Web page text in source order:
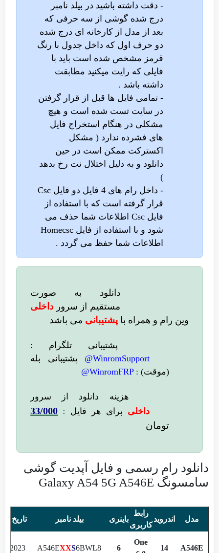
- دقت داشته باشید در بیلد نامبر
درج شده گوشی از سه حرفی که
بعد از مدل از کارخانه ای درج شده
دو حرف اول که داخل جدول با رنگ
قرمز مشخص شده است باید با
فایلی که رایت میکنید مطابقت
داشته باشد .
- تمامی فایل ها قبل از قرار گرفتن
در سایت تست شده است و هیچ
مشکلی در هنگام استخراج فایل
های فشرده ندارد ( مشکل
اکسترکت ممکن است در حین
دانلود و به دلیل اختلال نت رخ بدهد
)
- داخل رام های 4 فایل دو فایل Csc
قرار گرفته است که با استفاده از
فایل Csc اطلاعات شما حذف می
شود و با استفاده از فایل Homecsc
اطلاعات شما حفظ می گردد .
دانلود به صورت
مستقیم از سرورداخلی
وین رام و همراه باپشتیبانی می باشد
پشتیبانی تلگرام :
WinromSupport@
پشتیبانی بله
(موقت) : WinromFRP@
هزینه دانلود از سرور
داخلی برای هر فایل :
33/000
تومان
دانلود رام رسمی و فایل آپدیت گوشی
سامسونگ Galaxy A54 5G A546E
مدل اندروید
رابط
کاربری
باینری بیلد نامبر تاریخ
A546E
14
One
6
A546EXXS6BWL8